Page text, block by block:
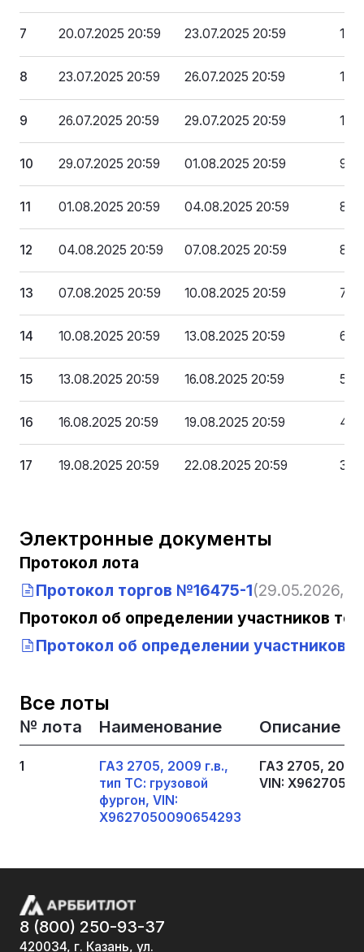
7 20.07.2025 20:59 23.07.2025 20:59
8 23.07.2025 20:59 26.07.2025 20:59 115
9 26.07.2025 20:59 29.07.2025 20:59
10 29.07.2025 20:59 01.08.2025 20:59 97
11 01.08.2025 20:59 04.08.2025 20:59 88
12 04.08.2025 20:59 07.08.2025 20:59 80
13 07.08.2025 20:59 10.08.2025 20:59 71
14 10.08.2025 20:59 13.08.2025 20:59 62
15 13.08.2025 20:59 16.08.2025 20:59 53
16 16.08.2025 20:59 19.08.2025 20:59 44
17 19.08.2025 20:59 22.08.2025 20:59 35
Электронные документы
Протокол лота
Протокол торгов №16475-1(29.05.2026,
Протокол об определении участников
Протокол об определении участников
Все лоты
№ лота Наименование Описание
1
ГАЗ 2705, 2009 г.в.,
тип ТС: грузовой
фургон, VIN:
Х9627050090654293
ГАЗ 2705, 2009
VIN:
8 (800) 250-93-37
420034, г. Казань, ул.